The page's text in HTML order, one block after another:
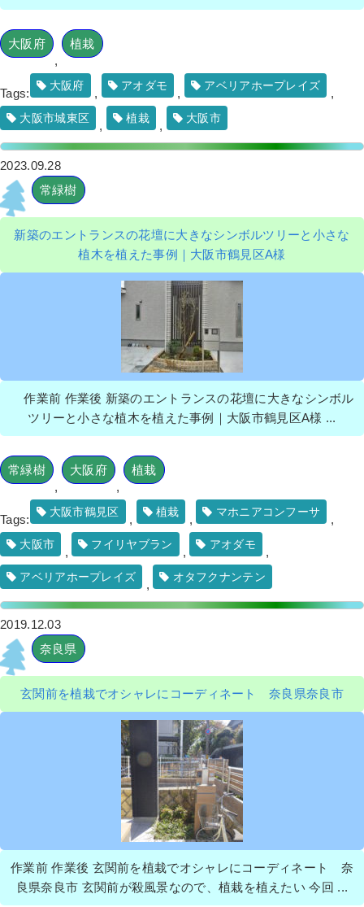
大阪府
,
植栽
Tags:
大阪府
,
アオダモ
,
アベリアホープレイズ
,
大阪市城東区
,
植栽
,
大阪市
2023.09.28
常緑樹
新築のエントランスの花壇に大きなシンボルツリーと小さな
植木を植えた事例｜大阪市鶴見区A様
作業前 作業後 新築のエントランスの花壇に大きなシンボル
ツリーと小さな植木を植えた事例｜大阪市鶴見区A様 ...
常緑樹
,
大阪府
,
植栽
Tags:
大阪市鶴見区
,
植栽
,
マホニアコンフーサ
,
大阪市
,
フイリヤブラン
,
アオダモ
,
アベリアホープレイズ
,
オタフクナンテン
2019.12.03
奈良県
玄関前を植栽でオシャレにコーディネート 奈良県奈良市
作業前 作業後 玄関前を植栽でオシャレにコーディネート 奈
良県奈良市 玄関前が殺風景なので、植栽を植えたい 今回 ...